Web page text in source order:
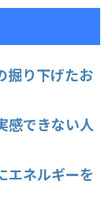
掘り下げたお
感できない人
エネルギーを